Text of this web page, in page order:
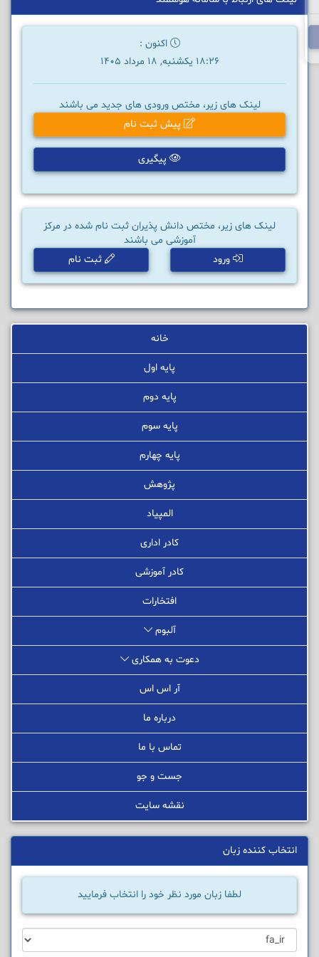
اکنون :
18:26 یکشنبه, 18 مرداد 1405
لینک های زیر، مختص ورودی های جدید می باشند
پیش ثبت نام
پیگیری
لینک های زیر، مختص دانش پذیران ثبت نام شده در مرکز
آموزشی می باشند
ورود
ثبت نام
خانه
پایه اول
پایه دوم
پایه سوم
پایه چهارم
پژوهش
المپیاد
کادر اداری
کادر آموزشی
افتخارات
آلبوم
دعوت به همکاری
آر اس اس
درباره ما
تماس با ما
جست و جو
نقشه سایت
انتخاب کننده زبان
لطفا زبان مورد نظر خود را انتخاب فرمایید